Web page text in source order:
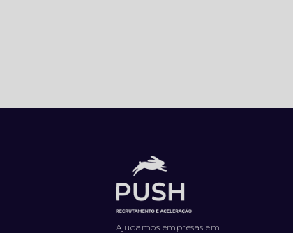
CONTRATANDO DA
INOVADORAS DE
MARKETING PARA
FICAR À FRENTE DA
CONCORRÊNCIA
Ajudamos empresas em